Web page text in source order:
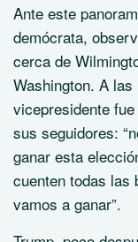
Ante este
demócrata,
cerca de
Washington. A
vicepresidente
sus seguidores:
ganar esta
cuenten todas las
vamos a ganar .